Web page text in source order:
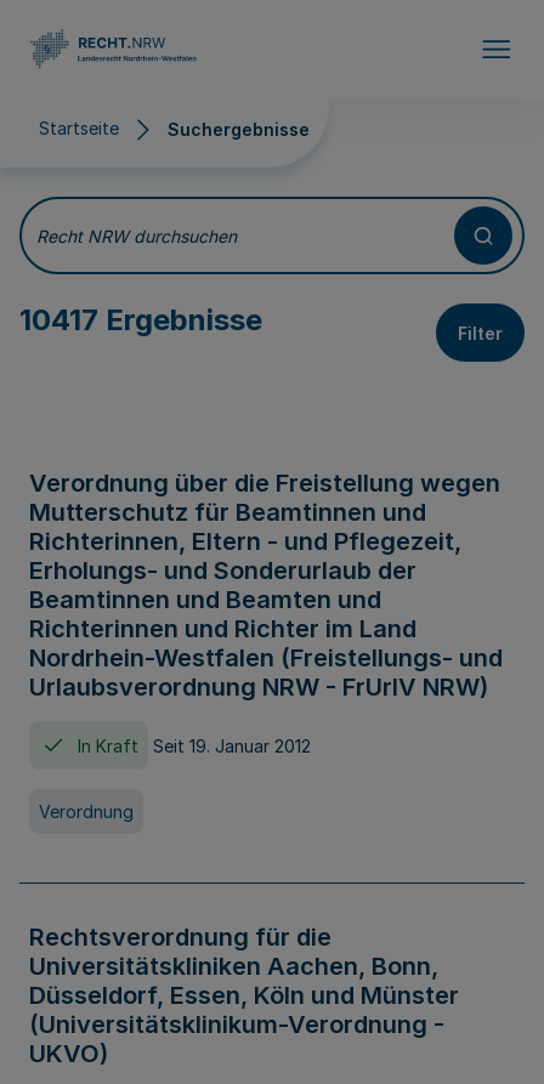
Startseite Suchergebnisse
Suchergebnisse
Recht NRW durchsuchen
10417 Ergebnisse Filter
Verordnung über die Freistellung wegen
Mutterschutz für Beamtinnen und
Richterinnen, Eltern - und Pflegezeit,
Erholungs- und Sonderurlaub der
Beamtinnen und Beamten und
Richterinnen und Richter im Land
Nordrhein-Westfalen (Freistellungs- und
Urlaubsverordnung NRW - FrUrlV NRW)
In Kraft Seit 19. Januar 2012
Verordnung
Rechtsverordnung für die
Universitätskliniken Aachen, Bonn,
Düsseldorf, Essen, Köln und Münster
(Universitätsklinikum-Verordnung -
UKVO)